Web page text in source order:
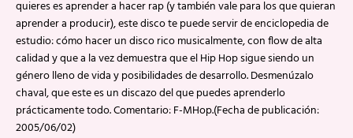
quieres es aprender a hacer rap (y también vale para los que quieran
aprender a producir), este disco te puede servir de enciclopedia de
estudio: cómo hacer un disco rico musicalmente, con flow de alta
calidad y que a la vez demuestra que el Hip Hop sigue siendo un
género lleno de vida y posibilidades de desarrollo. Desmenúzalo
chaval, que este es un discazo del que puedes aprenderlo
prácticamente todo. Comentario: F-MHop.(Fecha de publicación:
2005/06/02)